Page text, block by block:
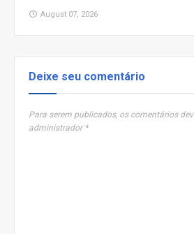
August 07, 2026
Deixe seu comentário
Para serem publicados, os comentários
administrador *